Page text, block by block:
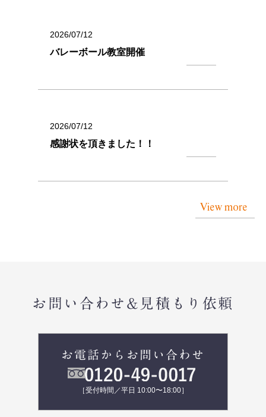
2026/07/12
バレーボール教室開催
2026/07/12
感謝状を頂きました！！
View more
お問い合わせ&見積もり依頼
お電話からお問い合わせ
［受付時間／平日 10:00〜18:00］